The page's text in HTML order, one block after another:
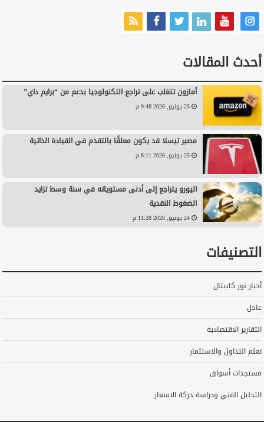
أحدث المقالات
أمازون تتغلب على تراجع التكنولوجيا بدعم من “برايم داي”
25 يونيو, 2026 9:48 م
مصير تيسلا قد يكون معلقًا بالتقدم في القيادة الذاتية
25 يونيو, 2026 8:11 م
اليورو يتراجع إلى أدنى مستوياته في سنة وسط تزايد
الضغوط النقدية
24 يونيو, 2026 11:28 م
التصنيفات
أخبار نور كابيتال
عاجل
التقارير الاقتصادية
تعلم التداول والاستثمار
مستجدات أسواق
التحليل الفني ودراسة حركة الاسعار